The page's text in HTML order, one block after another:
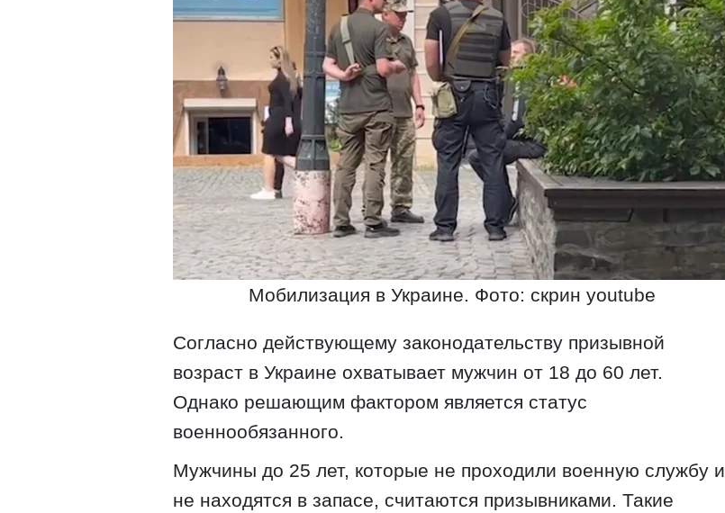
Мобилизация в Украине. Фото: скрин youtube
Согласно действующему законодательству призывной
возраст в Украине охватывает мужчин от 18 до 60 лет.
Однако решающим фактором является статус
военнообязанного.
Мужчины до 25 лет, которые не проходили военную службу и
не находятся в запасе, считаются призывниками. Такие